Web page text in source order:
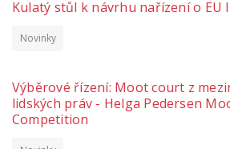
Kulatý stůl k návrhu nařízení o EU
Novinky
Výběrové řízení: Moot court z
lidských práv - Helga Pedersen
Competition